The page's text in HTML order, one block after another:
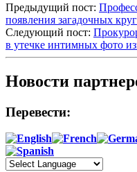
Предыдущий пост:
появления загадочных
Следующий пост:
в утечке интимных фото
Новости
Перевести: